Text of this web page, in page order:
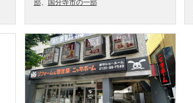
部、 国分寺市の一部